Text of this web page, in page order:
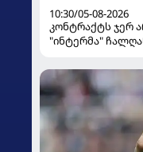
10:30/05-08-2026
კონტრაქტს ჯერ
"ინტერმა"